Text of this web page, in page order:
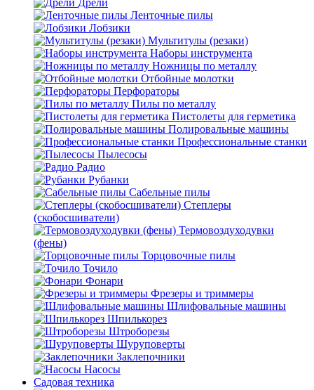
Дрели
Ленточные пилы
Лобзики
Мультитулы (резаки)
Наборы инструмента
Ножницы по металлу
Отбойные молотки
Перфораторы
Пилы по металлу
Пистолеты для герметика
Полировальные машины
Профессиональные станки
Пылесосы
Радио
Рубанки
Сабельные пилы
Степлеры
(скобосшиватели)
Термовоздуходувки
(фены)
Торцовочные пилы
Точило
Фонари
Фрезеры и триммеры
Шлифовальные машины
Шпилькорез
Штроборезы
Шуруповерты
Заклепочники
Насосы
Садовая техника